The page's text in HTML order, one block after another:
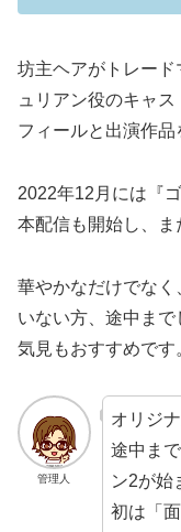
坊主ヘアがトレー
ュリアン役のキャ
フィールと出演作品
2022年12月には『
本配信も開始し、ま
華やかなだけでな
いない方、途中ま
気見もおすすめです
管理人
オリジ
途中ま
ン2が始
初は「